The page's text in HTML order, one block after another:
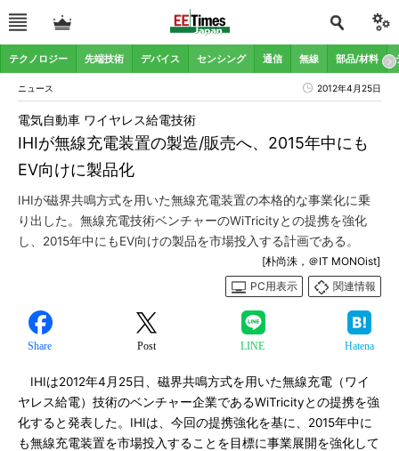
テクノロジー 先端技術 デバイス センシング 通信 無線 部品/材料
ニュース 2012年4月25日
IHIが無線充電装置の製造/販売へ、2015年中にも
EV向けに製品化
電気自動車 ワイヤレス給電技術
IHIが磁界共鳴方式を用いた無線充電装置の本格的な事業化に乗
り出した。無線充電技術ベンチャーのWiTricityとの提携を強化
し、2015年中にもEV向けの製品を市場投入する計画である。
[朴尚洙，＠IT MONOist]
PC用表示
関連情報
Share Post LINE Hatena
IHIは2012年4月25日、磁界共鳴方式を用いた無線充電（ワイ
ヤレス給電）技術のベンチャー企業であるWiTricityとの提携を強
化すると発表した。IHIは、今回の提携強化を基に、2015年中に
も無線充電装置を市場投入することを目標に事業展開を強化して